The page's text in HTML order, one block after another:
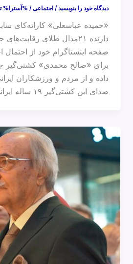
دیدگاه‌ خود را بنویسید / اجتماعی/ %آسترا%
«حمیده عباسعلی» کاراته‌کای
دارنده ۲۱مدال طلای
صفحه اینستاگرام خود از احتمال
برای «صالح محمدی» کشتی‌گیر
داده و از مردم و ورزشکاران
صدای این کشتی‌گیر ۱۹ ساله ایرانی باشند